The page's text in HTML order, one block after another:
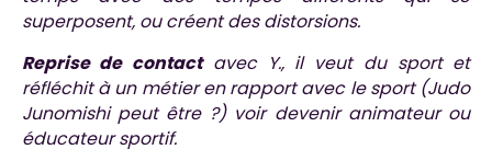
superposent, ou créent des distorsions.
Reprise de contactavec Y., il veut du sport et
réfléchit à un métier en rapport avec le sport (Judo
Junomishi peut être ?) voir devenir animateur ou
éducateur sportif.